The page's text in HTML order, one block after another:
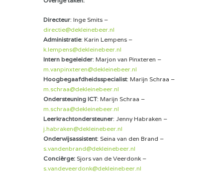
Directeur: Inge Smits –
directie@dekleinebeer.nl
Administratie: Karin Lempens –
k.lempens@dekleinebeer.nl
Intern begeleider: Marjon van Pinxteren –
m.vanpinxteren@dekleinebeer.nl
Hoogbegaafdheidsspecialist: Marijn Schraa –
m.schraa@dekleinebeer.nl
Ondersteuning ICT: Marijn Schraa –
m.schraa@dekleinebeer.nl
Leerkrachtondersteuner: Jenny Habraken –
j.habraken@dekleinebeer.nl
Onderwijsassistent: Seina van den Brand –
s.vandenbrand@dekleinebeer.nl
Conciërge: Sjors van de Veerdonk –
s.vandeveerdonk@dekleinebeer.nl